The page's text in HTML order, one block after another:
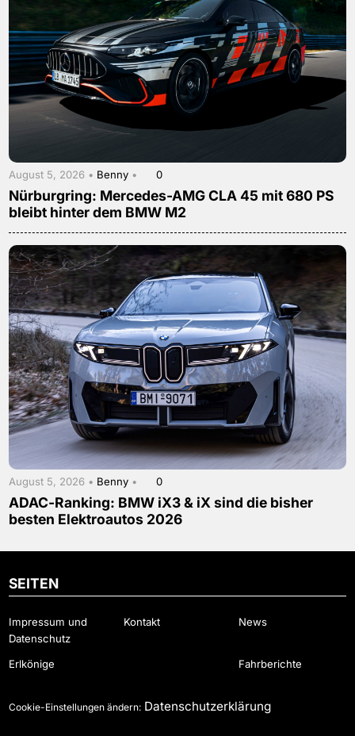
August 5, 2026 • Benny • 0
Nürburgring: Mercedes-AMG CLA 45 mit 680 PS
bleibt hinter dem BMW M2
August 5, 2026 • Benny • 0
ADAC-Ranking: BMW iX3 & iX sind die bisher
besten Elektroautos 2026
SEITEN
Impressum und
Datenschutz
Kontakt News
Erlkönige Fahrberichte
Cookie-Einstellungen ändern: Datenschutzerklärung